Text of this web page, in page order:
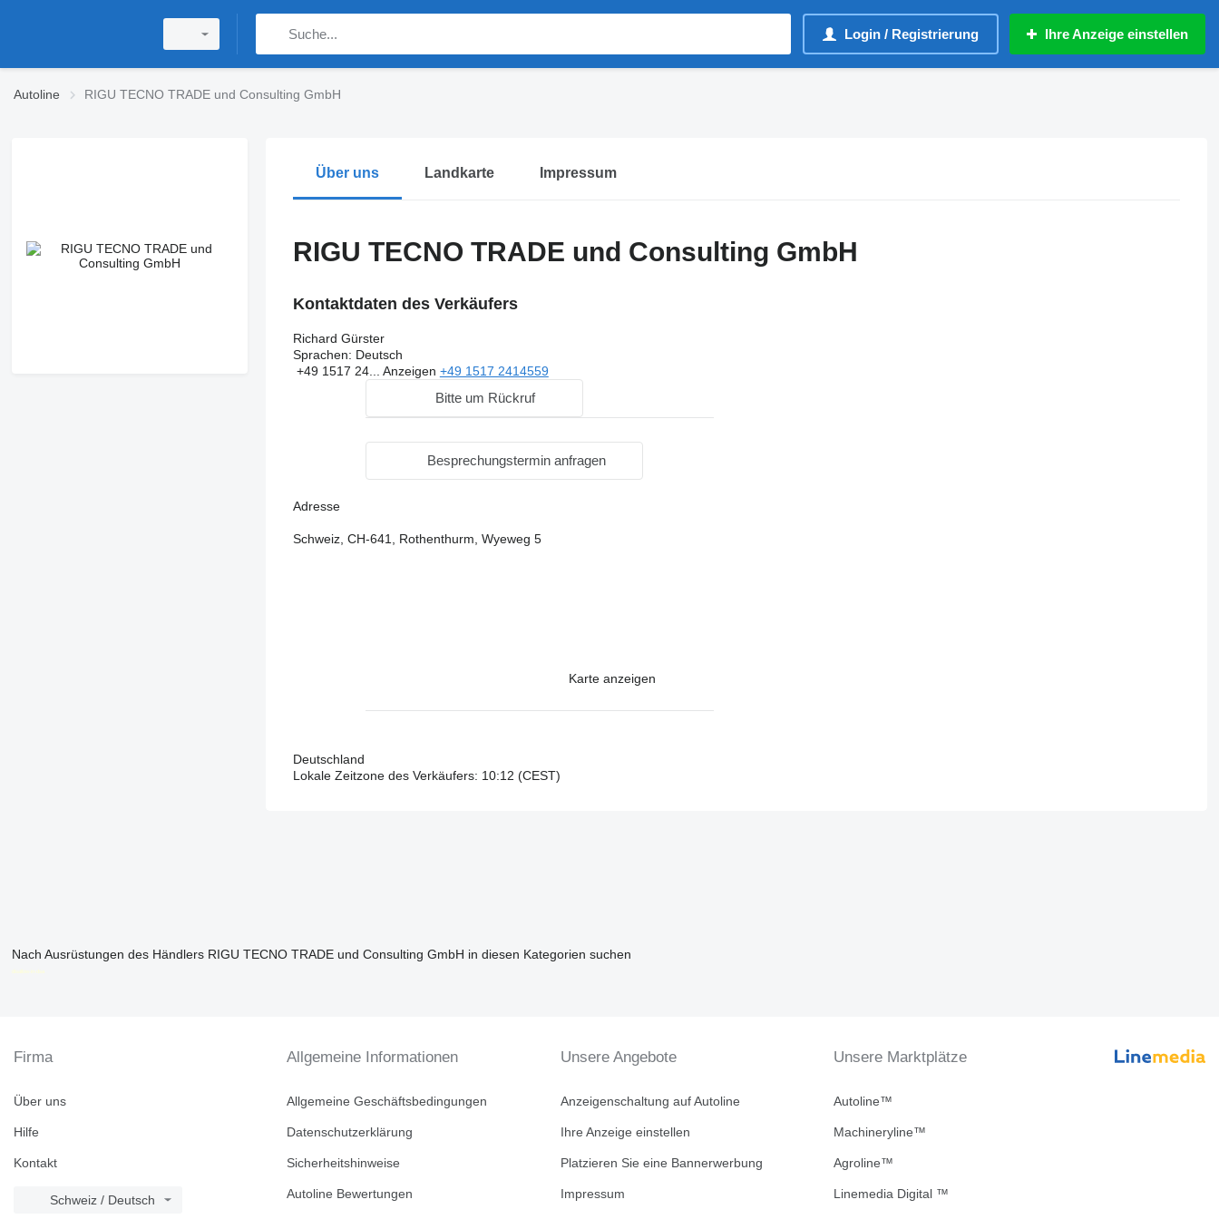
Login / Registrierung Ihre Anzeige einstellen
Autoline RIGU TECNO TRADE und Consulting GmbH
Über uns Landkarte Impressum
RIGU TECNO TRADE und Consulting GmbH
Kontaktdaten des Verkäufers
Richard Gürster
Sprachen: Deutsch
+49 1517 24... Anzeigen +49 1517 2414559
Bitte um Rückruf
Besprechungstermin anfragen
Adresse
Schweiz, CH-641, Rothenthurm, Wyeweg 5
Karte anzeigen
Deutschland
Lokale Zeitzone des Verkäufers: 10:12 (CEST)
Nach Ausrüstungen des Händlers RIGU TECNO TRADE und Consulting GmbH in diesen Kategorien suchen
disallow-in-dsa
Firma
Über uns
Hilfe
Kontakt
Schweiz / Deutsch
Allgemeine Informationen
Allgemeine Geschäftsbedingungen
Datenschutzerklärung
Sicherheitshinweise
Autoline Bewertungen
Unsere Angebote
Anzeigenschaltung auf Autoline
Ihre Anzeige einstellen
Platzieren Sie eine Bannerwerbung
Impressum
Unsere Marktplätze
Autoline™
Machineryline™
Agroline™
Linemedia Digital ™